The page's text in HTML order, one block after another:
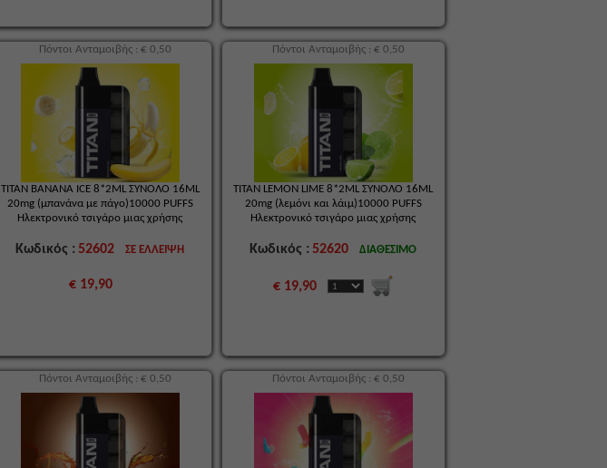
TITAN BANANA ICE 8*2ML ΣΥΝΟΛΟ 16ML
20mg (μπανάνα με πάγο)10000 PUFFS
Ηλεκτρονικό τσιγάρο μιας χρήσης
Κωδικός : 52602 ΣΕ ΕΛΛΕΙΨΗ
€ 19,90
Πόντοι Ανταμοιβής : € 0,50
TITAN LEMON LIME 8*2ML ΣΥΝΟΛΟ 16ML
20mg (λεμόνι και λάιμ)10000 PUFFS
Ηλεκτρονικό τσιγάρο μιας χρήσης
Κωδικός : 52620 ΔΙΑΘΕΣΙΜΟ
€ 19,90
Πόντοι Ανταμοιβής : € 0,50
Πόντοι Ανταμοιβής : € 0,50 Πόντοι Ανταμοιβής : € 0,50